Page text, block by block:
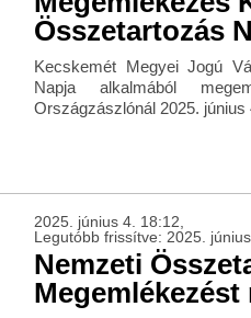
Összetartozás
Kecskemét Megyei Jogú
Napja alkalmából
Országzászlónál 2025.
2025. június 4. 18:12,
Legutóbb frissítve: 2025.
Nemzeti